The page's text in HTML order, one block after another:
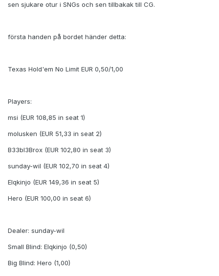
sen sjukare otur i SNGs och sen tillbakak till CG.
första handen på bordet händer detta:
Texas Hold'em No Limit EUR 0,50/1,00
Players:
msi (EUR 108,85 in seat 1)
molusken (EUR 51,33 in seat 2)
B33bl3Brox (EUR 102,80 in seat 3)
sunday-wil (EUR 102,70 in seat 4)
Elqkinjo (EUR 149,36 in seat 5)
Hero (EUR 100,00 in seat 6)
Dealer: sunday-wil
Small Blind: Elqkinjo (0,50)
Big Blind: Hero (1,00)